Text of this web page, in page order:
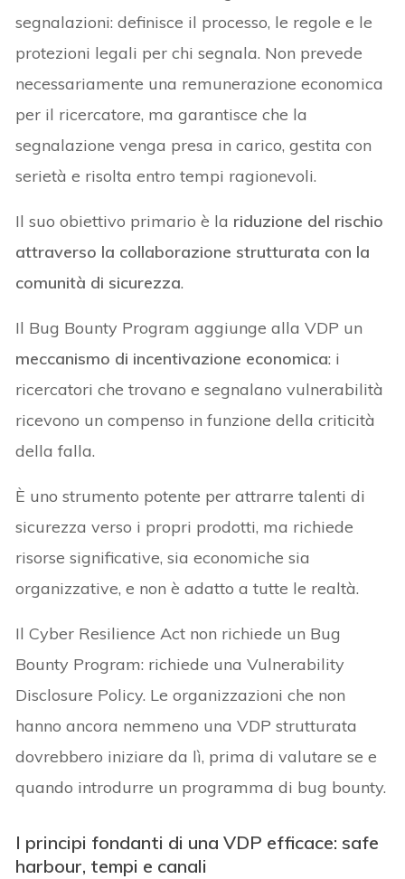
segnalazioni: definisce il processo, le regole e le
protezioni legali per chi segnala. Non prevede
necessariamente una remunerazione economica
per il ricercatore, ma garantisce che la
segnalazione venga presa in carico, gestita con
serietà e risolta entro tempi ragionevoli.
Il suo obiettivo primario è la riduzione del rischio
attraverso la collaborazione strutturata con la
comunità di sicurezza.
Il Bug Bounty Program aggiunge alla VDP un
meccanismo di incentivazione economica: i
ricercatori che trovano e segnalano vulnerabilità
ricevono un compenso in funzione della criticità
della falla.
È uno strumento potente per attrarre talenti di
sicurezza verso i propri prodotti, ma richiede
risorse significative, sia economiche sia
organizzative, e non è adatto a tutte le realtà.
Il Cyber Resilience Act non richiede un Bug
Bounty Program: richiede una Vulnerability
Disclosure Policy. Le organizzazioni che non
hanno ancora nemmeno una VDP strutturata
dovrebbero iniziare da lì, prima di valutare se e
quando introdurre un programma di bug bounty.
I principi fondanti di una VDP efficace: safe
harbour, tempi e canali